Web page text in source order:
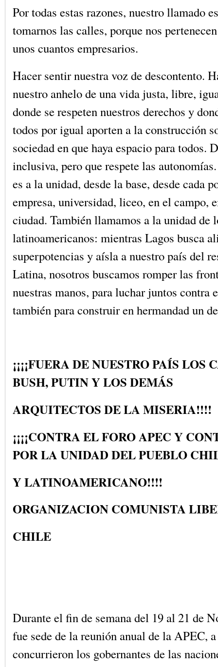
Por todas estas razones, nuestro llamado
tomarnos las calles, porque nos
unos cuantos empresarios.
Hacer sentir nuestra voz de descontento.
nuestro anhelo de una vida justa, libre,
donde se respeten nuestros derechos y
todos por igual aporten a la construcción
sociedad en que haya espacio para todos.
inclusiva, pero que respete las
es a la unidad, desde la base, desde cada
empresa, universidad, liceo, en el campo,
ciudad. También llamamos a la unidad de
latinoamericanos: mientras Lagos busca
superpotencias y aísla a nuestro país del
Latina, nosotros buscamos romper las
nuestras manos, para luchar juntos contra
también para construir en hermandad un
¡¡¡¡FUERA DE NUESTRO PAÍS LOS
BUSH, PUTIN Y LOS DEMÁS
ARQUITECTOS DE LA MISERIA!!!!
¡¡¡¡CONTRA EL FORO APEC Y
POR LA UNIDAD DEL PUEBLO
Y LATINOAMERICANO!!!!
ORGANIZACION COMUNISTA
CHILE
Durante el fin de semana del 19 al 21 de
fue sede de la reunión anual de la APEC,
concurrieron los gobernantes de las